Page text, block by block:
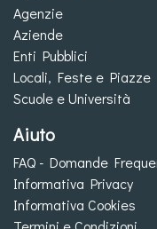
Agenzie
Aziende
Enti Pubblici
Locali, Feste e Piazze
Scuole e Università
Aiuto
FAQ - Domande
Informativa Privacy
Informativa Cookies